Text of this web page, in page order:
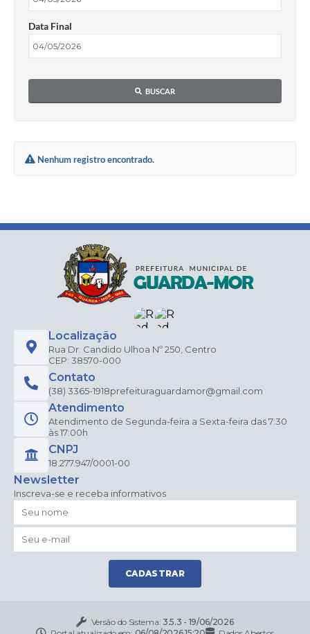
Data Final
BUSCAR
Nenhum registro encontrado.
Localização
Rua Dr. Candido Ulhoa Nº 250, Centro
CEP: 38570-000
Contato
(38) 3365-1918prefeituraguardamor@gmail.com
Atendimento
Atendimento de Segunda-feira a Sexta-feira das 7:30
às 17:00h
CNPJ
18.277.947/0001-00
Newsletter
Inscreva-se e receba informativos
CADASTRAR
Versão do Sistema: 3.5.3 - 19/06/2026